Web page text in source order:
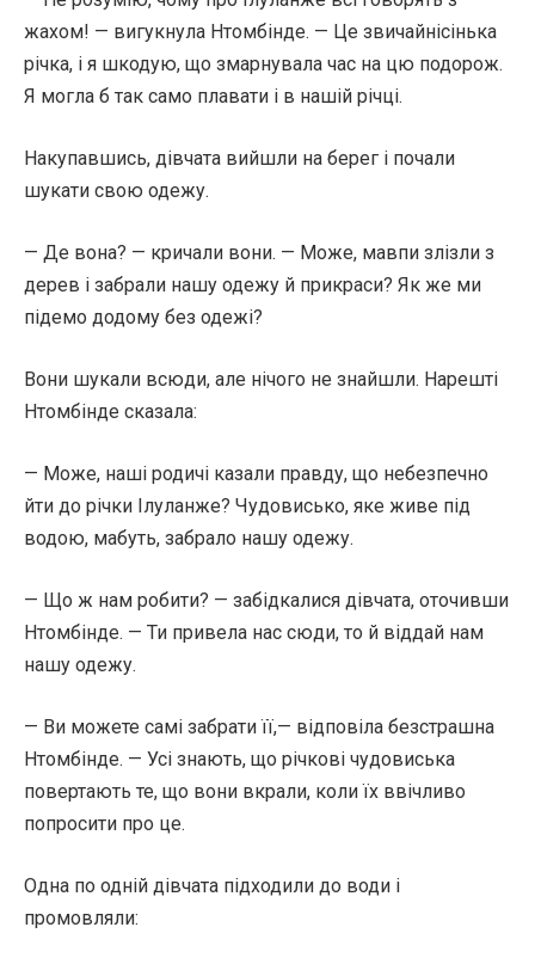
жахом! — вигукнула Нтомбінде. — Це звичайнісінька
річка, і я шкодую, що змарнувала час на цю подорож.
Я могла б так само плавати і в нашій річці.
Накупавшись, дівчата вийшли на берег і почали
шукати свою одежу.
— Де вона? — кричали вони. — Може, мавпи злізли з
дерев і забрали нашу одежу й прикраси? Як же ми
підемо додому без одежі?
Вони шукали всюди, але нічого не знайшли. Нарешті
Нтомбінде сказала:
— Може, наші родичі казали правду, що небезпечно
йти до річки Ілуланже? Чудовисько, яке живе під
водою, мабуть, забрало нашу одежу.
— Що ж нам робити? — забідкалися дівчата, оточивши
Нтомбінде. — Ти привела нас сюди, то й віддай нам
нашу одежу.
— Ви можете самі забрати її,— відповіла безстрашна
Нтомбінде. — Усі знають, що річкові чудовиська
повертають те, що вони вкрали, коли їх ввічливо
попросити про це.
Одна по одній дівчата підходили до води і
промовляли: